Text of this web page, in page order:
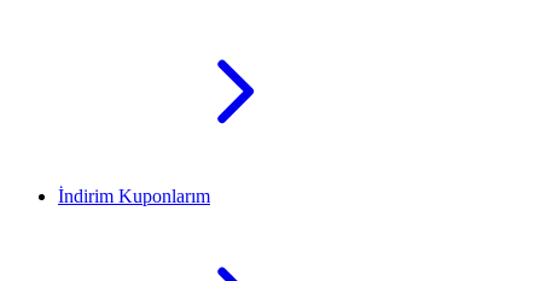
İndirim Kuponlarım